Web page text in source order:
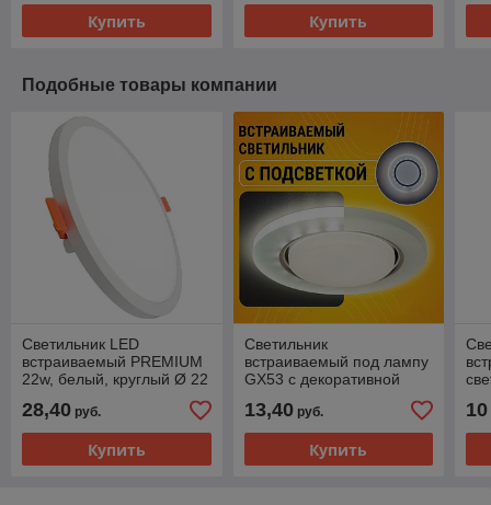
Купить Купить
Подобные товары компании
Cветильник LED
встраиваемый PREMIUM
22w, белый, круглый Ø 22
28,40 руб.
Купить
Светильник
встраиваемый под лампу
GX53 с декоративной
13,40руб.
Купить
10